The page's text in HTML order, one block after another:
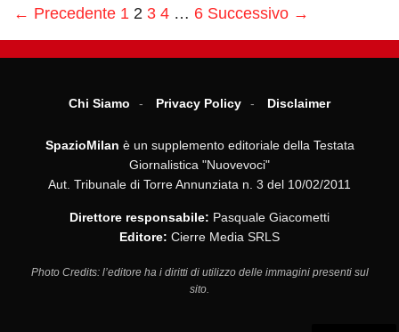
← Precedente 1 2 3 4 … 6 Successivo →
Chi Siamo Privacy Policy Disclaimer
SpazioMilan è un supplemento editoriale della Testata
Giornalistica "Nuovevoci"
Aut. Tribunale di Torre Annunziata n. 3 del 10/02/2011
Direttore responsabile: Pasquale Giacometti
Editore: Cierre Media SRLS
Photo Credits: l’editore ha i diritti di utilizzo delle immagini presenti sul
sito.